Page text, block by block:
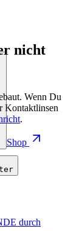
Shop
nicht
Wenn Du
Kontaktlinsen
.